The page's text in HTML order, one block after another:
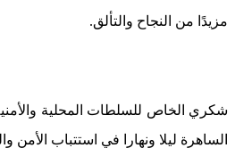
مزيدًا من النجاح والتألق.
شكري الخاص للسلطات المحلية
الساهرة ليلا ونهارا في استتباب